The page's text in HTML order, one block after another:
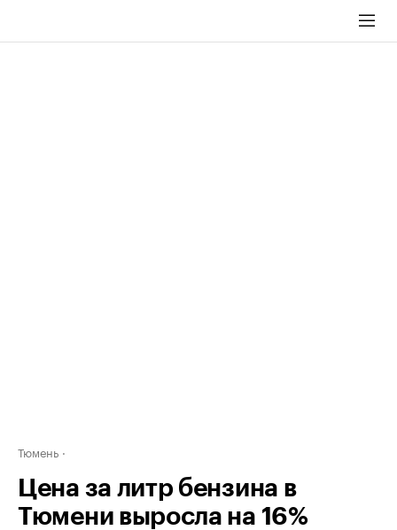
Тюмень
Цена за литр бензина в
Тюмени выросла на 16%